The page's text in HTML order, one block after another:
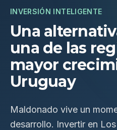
INVERSIÓN INTELIGENTE
Una
una de las
mayor
Uruguay
Maldonado vive un
desarrollo. Invertir en